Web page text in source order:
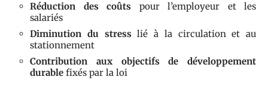
Réduction des coûts pour l’employeur et les
salariés
Diminution du stresslié à la circulation et au
stationnement
Contribution aux objectifs de développement
durable fixés par la loi